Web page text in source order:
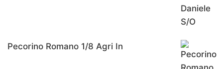
Pecorino Romano 1/8 Agri In